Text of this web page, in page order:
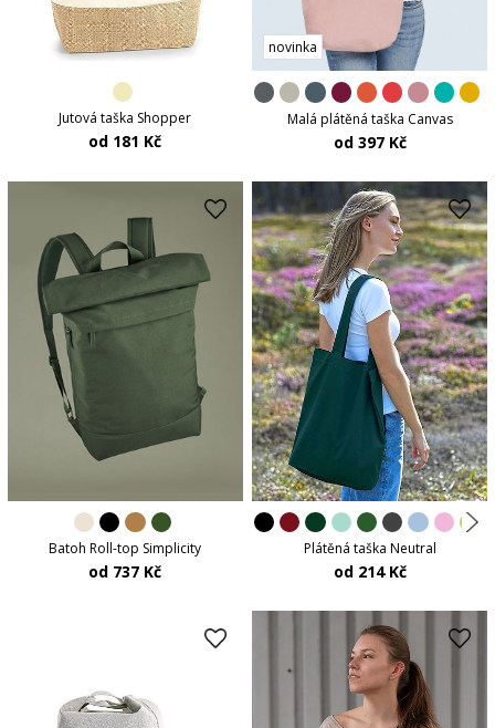
Jutová taška Shopper
od 181 Kč
novinka
Malá plátěná taška Canvas
od 397 Kč
Batoh Roll-top Simplicity
od 737 Kč
Plátěná taška Neutral
od 214 Kč